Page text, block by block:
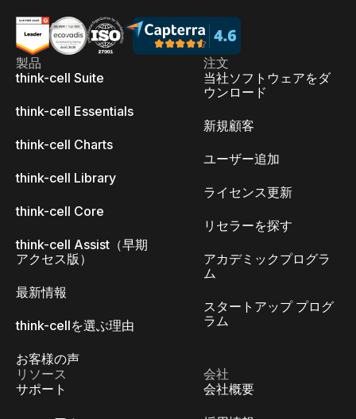
製品
think-cell Suite
think-cell Essentials
think-cell Charts
think-cell Library
think-cell Core
think-cell Assist（早期
アクセス版）
最新情報
think-cellを選ぶ理由
お客様の声
注文
当社ソフトウェアをダ
ウンロード
新規顧客
ユーザー追加
ライセンス更新
リセラーを探す
アカデミックプログラ
ム
スタートアップ プログ
ラム
リソース
サポート
会社
会社概要